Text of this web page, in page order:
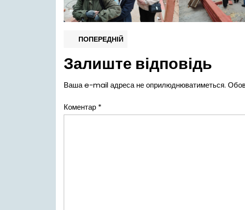
Навігація
записів
ПОПЕРЕДНІЙ
Залиште відповідь
Ваша e-mail адреса не оприлюднюватиметься.
Коментар *